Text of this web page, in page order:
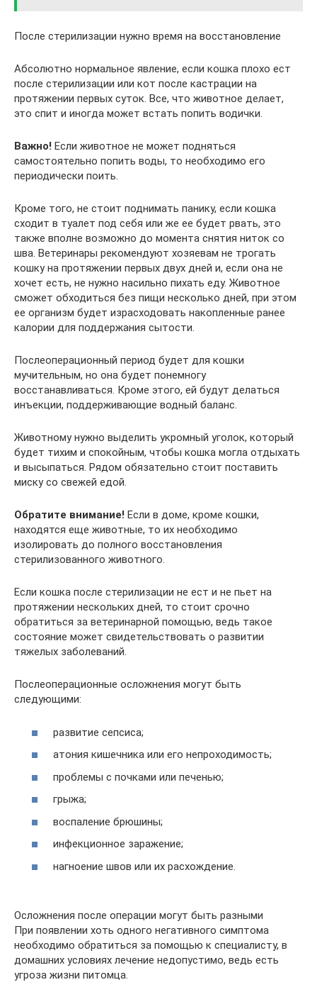
После стерилизации нужно время на восстановление
Абсолютно нормальное явление, если кошка плохо ест
после стерилизации или кот после кастрации на
протяжении первых суток. Все, что животное делает,
это спит и иногда может встать попить водички.
Важно! Если животное не может подняться
самостоятельно попить воды, то необходимо его
периодически поить.
Кроме того, не стоит поднимать панику, если кошка
сходит в туалет под себя или же ее будет рвать, это
также вполне возможно до момента снятия ниток со
шва. Ветеринары рекомендуют хозяевам не трогать
кошку на протяжении первых двух дней и, если она не
хочет есть, не нужно насильно пихать еду. Животное
сможет обходиться без пищи несколько дней, при этом
ее организм будет израсходовать накопленные ранее
калории для поддержания сытости.
Послеоперационный период будет для кошки
мучительным, но она будет понемногу
восстанавливаться. Кроме этого, ей будут делаться
инъекции, поддерживающие водный баланс.
Животному нужно выделить укромный уголок, который
будет тихим и спокойным, чтобы кошка могла отдыхать
и высыпаться. Рядом обязательно стоит поставить
миску со свежей едой.
Обратите внимание! Если в доме, кроме кошки,
находятся еще животные, то их необходимо
изолировать до полного восстановления
стерилизованного животного.
Если кошка после стерилизации не ест и не пьет на
протяжении нескольких дней, то стоит срочно
обратиться за ветеринарной помощью, ведь такое
состояние может свидетельствовать о развитии
тяжелых заболеваний.
Послеоперационные осложнения могут быть
следующими:
развитие сепсиса;
атония кишечника или его непроходимость;
проблемы с почками или печенью;
грыжа;
воспаление брюшины;
инфекционное заражение;
нагноение швов или их расхождение.
Осложнения после операции могут быть разными
При появлении хоть одного негативного симптома
необходимо обратиться за помощью к специалисту, в
домашних условиях лечение недопустимо, ведь есть
угроза жизни питомца.